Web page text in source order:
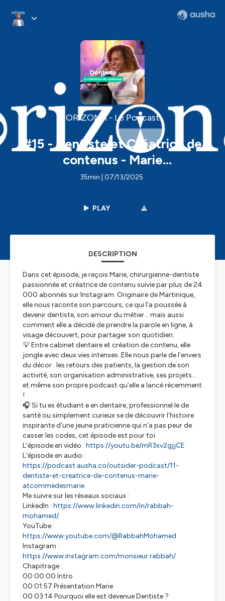
ORIZONA - Le Podcast
#15 - Dentiste et Créatrice de
contenus - Marie
@commedesmarie
35min | 07/13/2025
PLAY
DESCRIPTION
Dans cet épisode, je reçois Marie, chirurgienne-dentiste
passionnée et créatrice de contenu suivie par plus de 24
000 abonnés sur Instagram. Originaire de Martinique,
elle nous raconte son parcours, ce qui l’a poussée à
devenir dentiste, son amour du métier… mais aussi
comment elle a décidé de prendre la parole en ligne, à
visage découvert, pour partager son quotidien.
💡 Entre cabinet dentaire et création de contenu, elle
jongle avec deux vies intenses. Elle nous parle de l’envers
du décor : les retours des patients, la gestion de son
activité, son organisation administrative, ses projets…
et même son propre podcast qu’elle a lancé récemment
!
🎧 Si tu es étudiant·e en dentaire, professionnel·le de
santé ou simplement curieux·se de découvrir l’histoire
inspirante d’une jeune praticienne qui n’a pas peur de
casser les codes, cet épisode est pour toi.
L'épisode en vidéo : https://youtu.be/mR3xv2gjjCE
L'épisode en audio :
https://podcast.ausha.co/outsider-podcast/11-
dentiste-et-creatrice-de-contenus-marie-
atcommedesmarie
Me suivre sur les réseaux sociaux :
LinkedIn : https://www.linkedin.com/in/rabbah-
mohamed/
YouTube :
https://www.youtube.com/@RabbahMohamed
Instagram :
https://www.instagram.com/monsieur.rabbah/
Chapitrage :
00:00:00 Intro
00:01:57 Présentation Marie
00:03:14 Pourquoi elle est devenue Dentiste ?